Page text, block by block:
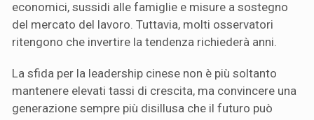
economici, sussidi alle famiglie e misure a sostegno
del mercato del lavoro. Tuttavia, molti osservatori
ritengono che invertire la tendenza richiederà anni.
La sfida per la leadership cinese non è più soltanto
mantenere elevati tassi di crescita, ma convincere una
generazione sempre più disillusa che il futuro può